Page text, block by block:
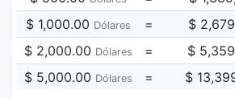
$ 1,000.00 Dólares = $
$ 2,000.00 Dólares = $
$ 5,000.00 Dólares = $